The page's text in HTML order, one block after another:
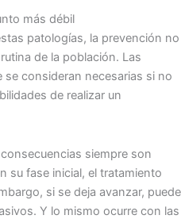
más débil
patologías, la prevención no
de la población. Las
consideran necesarias si no
de realizar un
siempre son
su fase inicial, el tratamiento
si se deja avanzar, puede
Y lo mismo ocurre con las